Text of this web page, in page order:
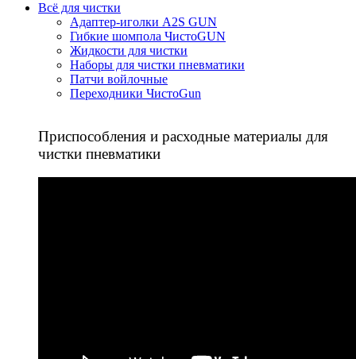
Всё для чистки
Адаптер-иголки A2S GUN
Гибкие шомпола ЧистоGUN
Жидкости для чистки
Наборы для чистки пневматики
Патчи войлочные
Переходники ЧистоGun
Приспособления и расходные материалы для
чистки пневматики